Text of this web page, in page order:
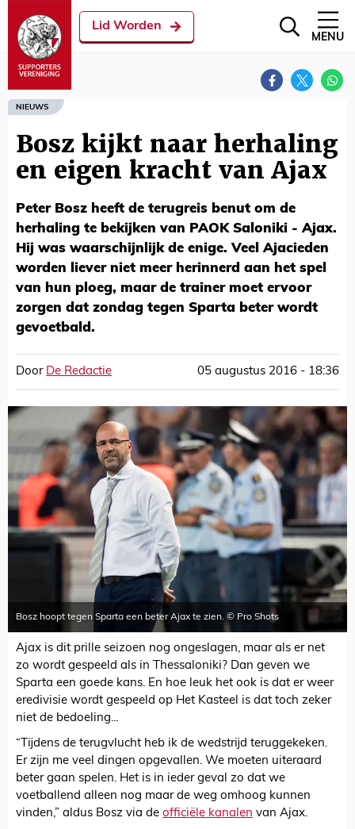
Lid Worden
MENU
NIEUWS
Bosz kijkt naar herhaling
en eigen kracht van Ajax
Peter Bosz heeft de terugreis benut om de
herhaling te bekijken van PAOK Saloniki - Ajax.
Hij was waarschijnlijk de enige. Veel Ajacieden
worden liever niet meer herinnerd aan het spel
van hun ploeg, maar de trainer moet ervoor
zorgen dat zondag tegen Sparta beter wordt
gevoetbald.
Door De Redactie 05 augustus 2016 - 18:36
Bosz hoopt tegen Sparta een beter Ajax te zien. © Pro Shots
Ajax is dit prille seizoen nog ongeslagen, maar als er net
zo wordt gespeeld als in Thessaloniki? Dan geven we
Sparta een goede kans. En hoe leuk het ook is dat er weer
eredivisie wordt gespeeld op Het Kasteel is dat toch zeker
niet de bedoeling...
“Tijdens de terugvlucht heb ik de wedstrijd teruggekeken.
Er zijn me veel dingen opgevallen. We moeten uiteraard
beter gaan spelen. Het is in ieder geval zo dat we
voetballend alleen nog maar de weg omhoog kunnen
vinden,” aldus Bosz via de officiële kanalen van Ajax.